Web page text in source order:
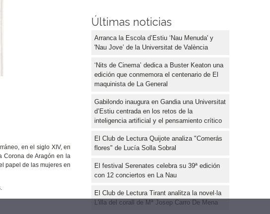
en el siglo XIV, en
Corona de Aragón en la
papel de las mujeres en
Últimas noticias
Arranca la Escola d’Estiu ‘Nau Menuda' y
'Nau Jove’ de la Universitat de València
‘Nits de Cinema’ dedica a Buster Keaton una
edición que conmemora el centenario de El
maquinista de La General
Gabilondo inaugura en Gandia una Universitat
d’Estiu centrada en los retos de la
inteligencia artificial y el pensamiento crítico
El Club de Lectura Quijote analiza "Comerás
flores" de Lucía Solla Sobral
El festival Serenates celebra su 39ª edición
con 12 conciertos en La Nau
El Club de Lectura Tirant analitza la novel·la
L'illa del corall de Mª Josep Carro De Mena